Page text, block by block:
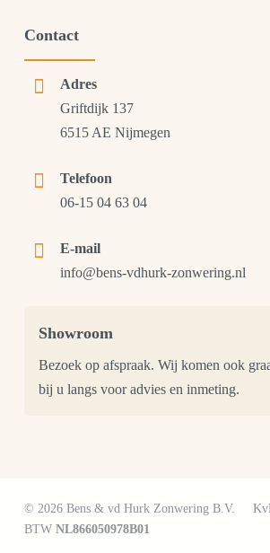
Contact
Adres
Griftdijk 137
6515 AE Nijmegen
Telefoon
06-15 04 63 04
E-mail
info@bens-vdhurk-zonwering.nl
Showroom
Bezoek op afspraak. Wij komen ook
bij u langs voor advies en inmeting.
© 2026 Bens & vd Hurk Zonwering B.V.
BTW NL866050978B01